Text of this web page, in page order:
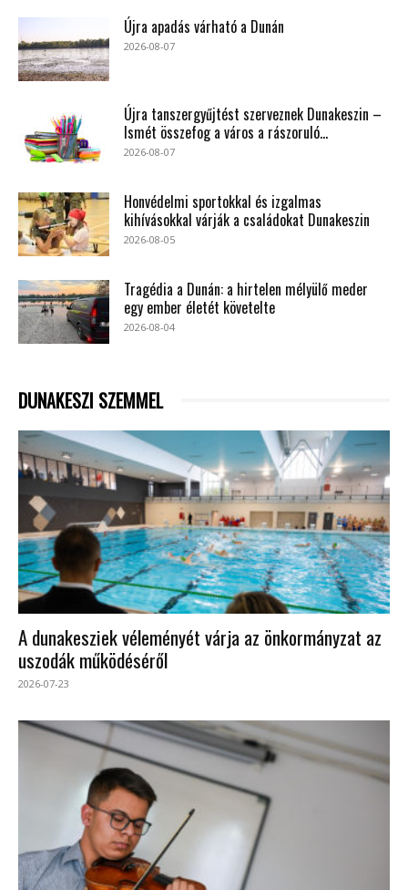
Újra apadás várható a Dunán
2026-08-07
Újra tanszergyűjtést szerveznek Dunakeszin –
Ismét összefog a város a rászoruló...
2026-08-07
Honvédelmi sportokkal és izgalmas
kihívásokkal várják a családokat Dunakeszin
2026-08-05
Tragédia a Dunán: a hirtelen mélyülő meder
egy ember életét követelte
2026-08-04
DUNAKESZI SZEMMEL
A dunakesziek véleményét várja az önkormányzat az
uszodák működéséről
2026-07-23